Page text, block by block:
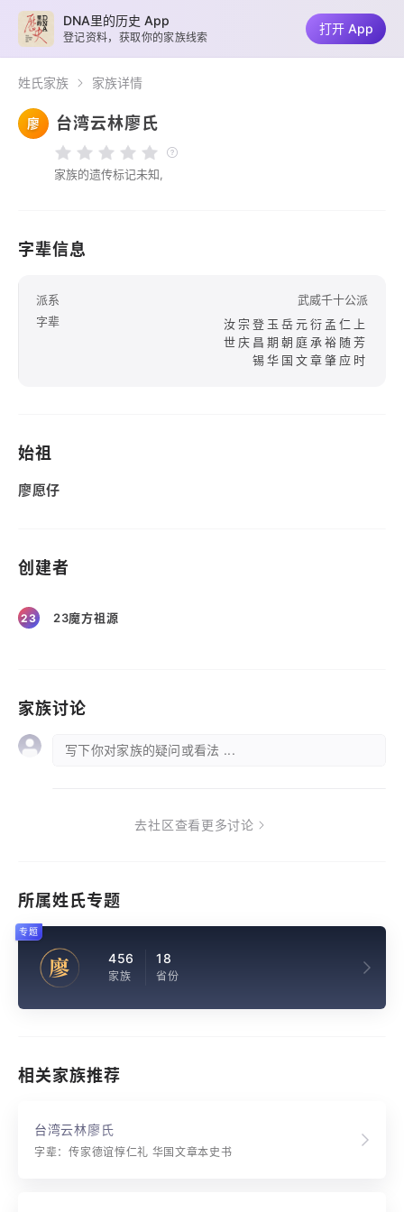
姓氏家族 家族详情
廖 台湾云林廖氏
家族的遗传标记未知,
字辈信息
派系
武威千十公派
字辈
汝宗登玉岳元衍孟仁上
世庆昌期朝庭承裕随芳
锡华国文章肇应时
始祖
廖愿仔
创建者
23 23魔方祖源
家族讨论
写下你对家族的疑问或看法 ...
去社区查看更多讨论
所属姓氏专题
廖 456
家族
18
省份
专题
相关家族推荐
台湾云林廖氏
字辈：传家德谊惇仁礼 华国文章本史书
DNA里的历史 App
登记资料，获取你的家族线索
打开 App